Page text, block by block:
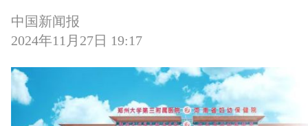
中国新闻报
2024年11月27日 19:17